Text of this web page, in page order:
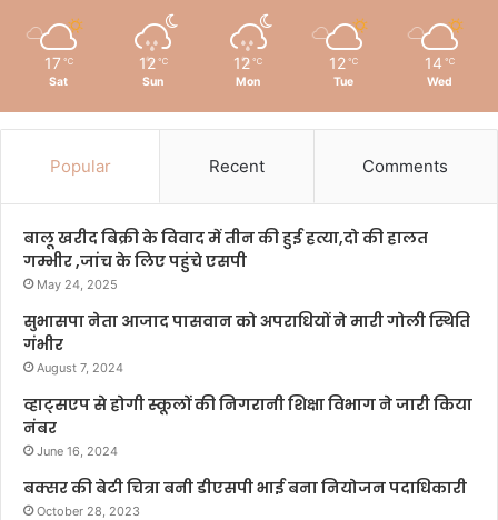
17 ℃
Sat
12 ℃
Sun
12 ℃
Mon
12 ℃
Tue
14 ℃
Wed
Popular Recent Comments
बालू खरीद बिक्री के विवाद में तीन की हुई हत्या,दो की हालत
गम्भीर ,जांच के लिए पहुंचे एसपी
May 24, 2025
सुभासपा नेता आजाद पासवान को अपराधियों ने मारी गोली स्थिति
गंभीर
August 7, 2024
व्हाट्सएप से होगी स्कूलों की निगरानी शिक्षा विभाग ने जारी किया
नंबर
June 16, 2024
बक्सर की बेटी चित्रा बनी डीएसपी भाई बना नियोजन पदाधिकारी
October 28, 2023